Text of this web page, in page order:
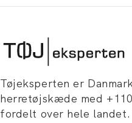
Tøjeksperten er
herretøjskæde med
fordelt over hele